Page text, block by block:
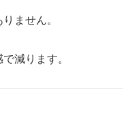
ません。
減ります。